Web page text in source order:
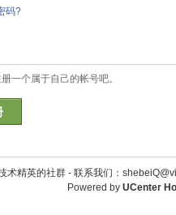
码?
一个属于自己的帐号吧。
术精英的社群 - 联系我们：
Powered by UCenter